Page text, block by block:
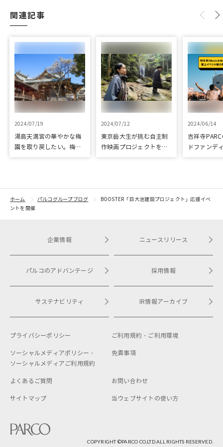
関連記事
2024/07/19
湯島天満宮の華やかな梅
園を取り戻したい。梅園
2024/07/12
東京藝大生が挑む自主制
作映画プロジェクトをク
2024/06/14
吉祥寺
ドファンデ
ホーム パルコグループブログ
BOOSTER「巨大池建設プロジェクト」応援イベ
ントを開催
企業情報
パルコのアドバンテージ
サステナビリティ
ニュースリリース
採用情報
IR情報アーカイブ
プライバシーポリシー ご利用規約・ ご利用環境
ソーシャルメディアポリシー・
ソーシャルメディアご利用規約
免責事項
よくあるご質問 お問い合わせ
サイトマップ 当ウェブサイトの使い方
COPYRIGHT ©︎PARCO CO,LTD.ALL RIGHTS RESERVED.